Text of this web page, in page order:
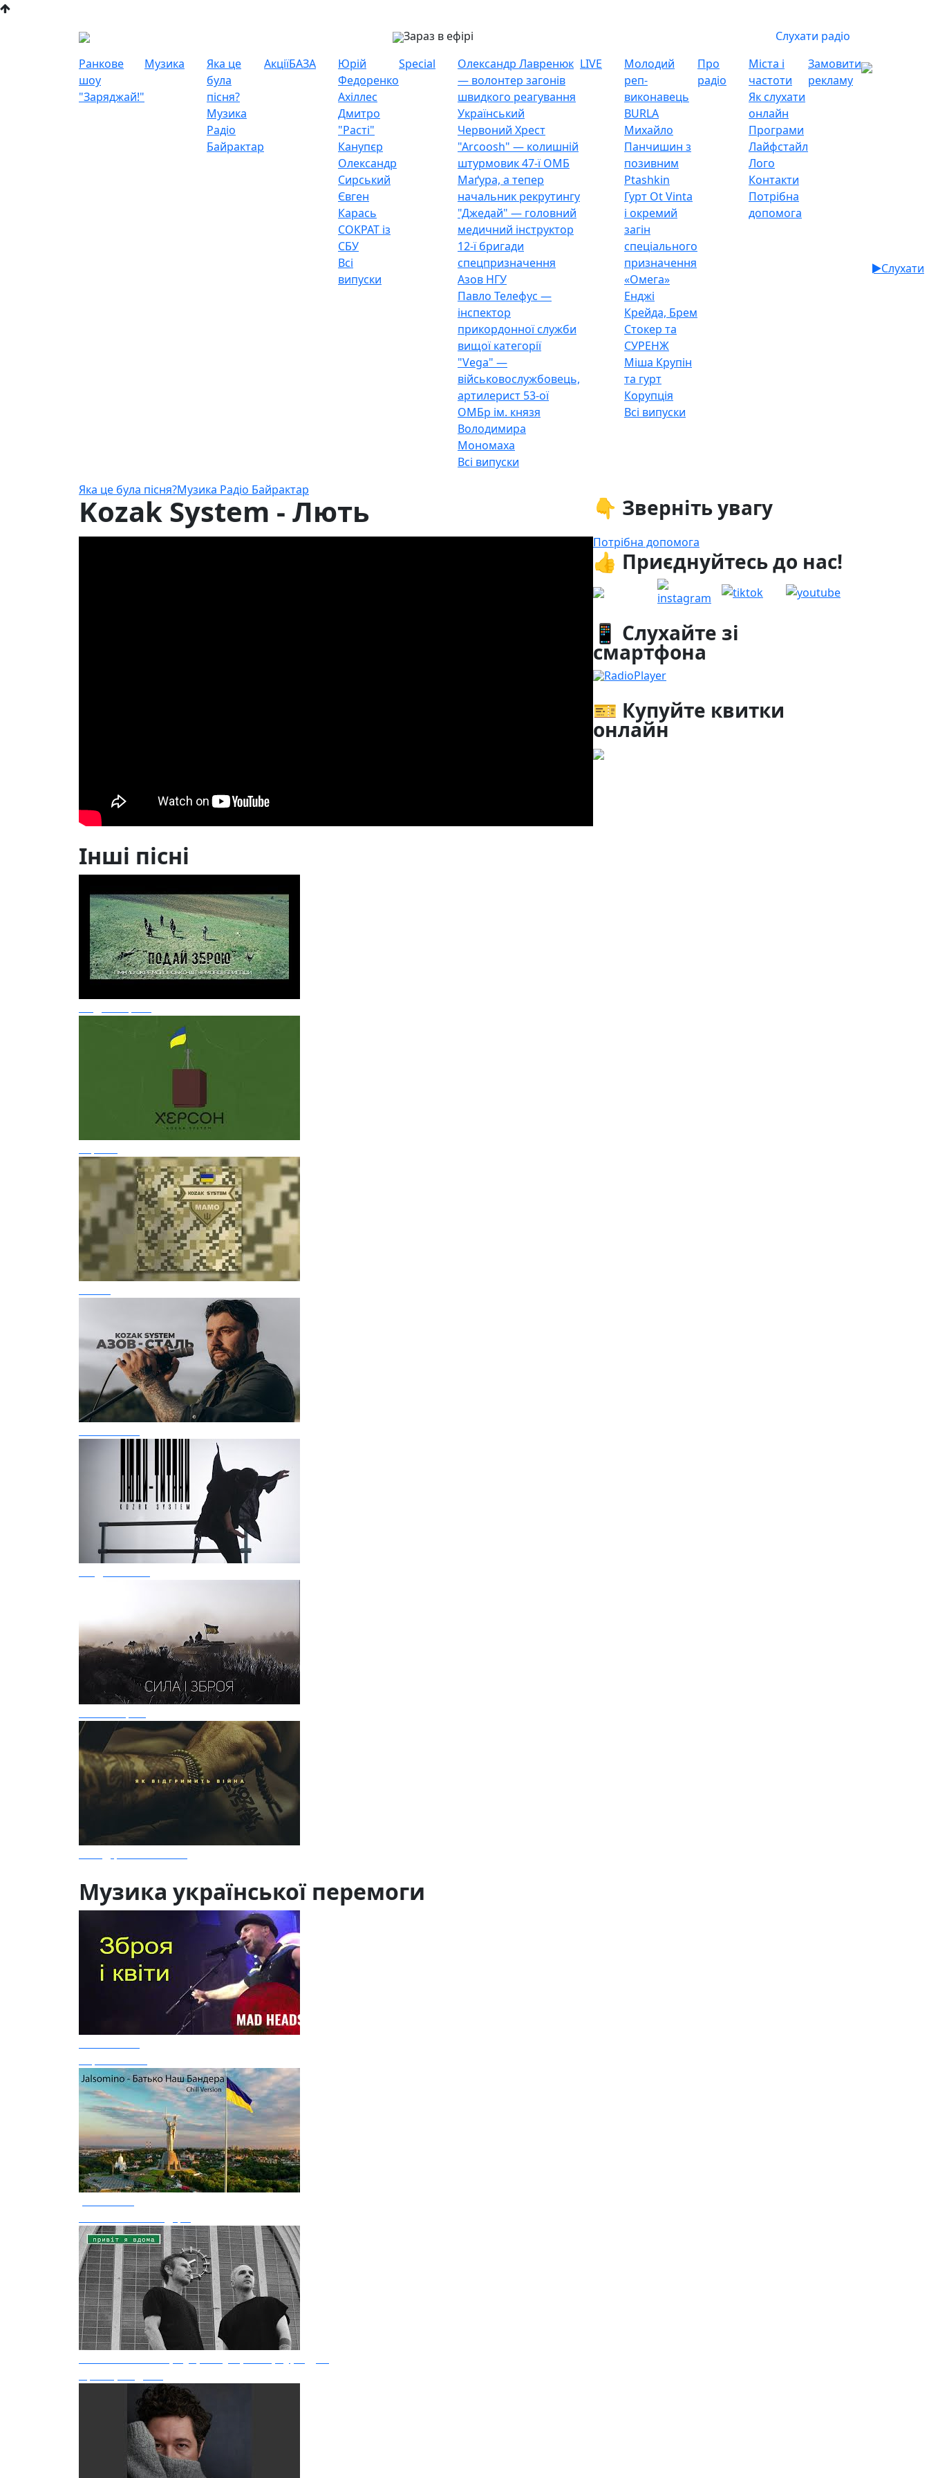
Зараз в ефірі
Слухати радіо
Ранкове
шоу
"Заряджай!"
Музика
Яка це
була
пісня?
Музика
Радіо
Байрактар
АкціїБАЗА
Юрій
Федоренко
Ахіллес
Дмитро
"Расті"
Канупєр
Олександр
Сирський
Євген
Карась
СОКРАТ із
СБУ
Всі
випуски
Special
Олександр Лавренюк
— волонтер загонів
швидкого реагування
Український
Червоний Хрест
"Arcoosh" — колишній
штурмовик 47-ї ОМБ
Маґура, а тепер
начальник рекрутингу
"Джедай" — головний
медичний інструктор
12-ї бригади
спецпризначення
Азов НГУ
Павло Телефус —
інспектор
прикордонної служби
вищої категорії
"Vega" —
військовослужбовець,
артилерист 53-ої
ОМБр ім. князя
Володимира
Мономаха
Всі випуски
LIVE
Молодий
реп-
виконавець
BURLA
Михайло
Панчишин з
позивним
Ptashkin
Гурт Ot Vinta
і окремий
загін
спеціального
призначення
«Омега»
Енджі
Крейда, Брем
Стокер та
СУРЕНЖ
Міша Крупін
та гурт
Корупція
Всі випуски
Про
радіо
Міста і
частоти
Як слухати
онлайн
Програми
Лайфстайл
Лого
Контакти
Потрібна
допомога
Замовити
рекламу
Слухати
Яка це була пісня?Музика Радіо Байрактар
Kozak System - Лють
Інші пісні
Музика української перемоги
👇 Зверніть увагу
Потрібна допомога
👍 Приєднуйтесь до нас!
📱 Слухайте зі
смартфона
RadioPlayer
🎫 Купуйте квитки
онлайн